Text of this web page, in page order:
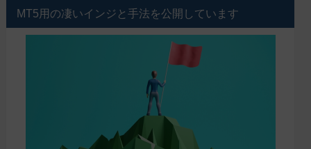
MT5用の凄いインジと手法を公開しています